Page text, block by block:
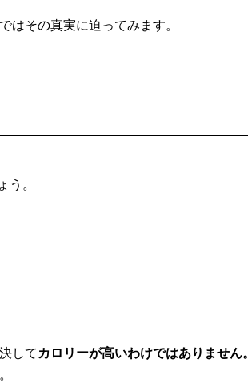
はその真実に迫ってみます。
。
して カロリーが高いわけではありません。